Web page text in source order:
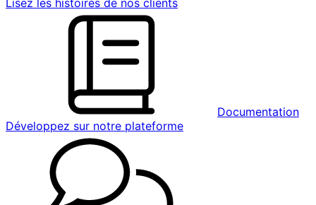
Lisez les histoires de nos clients
Documentation
Développez sur notre plateforme